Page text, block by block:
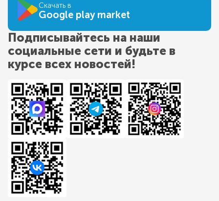
Скачать в
Google play market
Подписывайтесь на наши
социальные сети и будьте в
курсе всех новостей!